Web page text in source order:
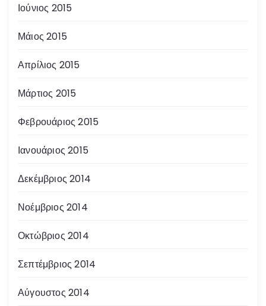
Ιούνιος 2015
Μάιος 2015
Απρίλιος 2015
Μάρτιος 2015
Φεβρουάριος 2015
Ιανουάριος 2015
Δεκέμβριος 2014
Νοέμβριος 2014
Οκτώβριος 2014
Σεπτέμβριος 2014
Αύγουστος 2014